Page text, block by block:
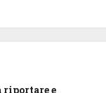
e